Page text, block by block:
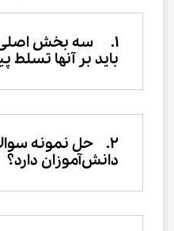
باید بر آنها تسلط
2.	حل نمونه
دانش‌آموزان دارد؟